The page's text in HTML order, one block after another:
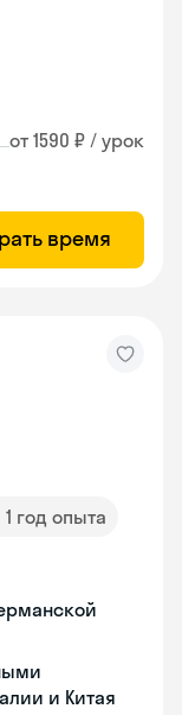
от 1590 ₽ / урок
время
1 год опыта
и Китая